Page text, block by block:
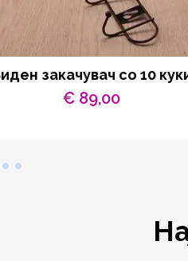
закачувач со 10
€ 89,00